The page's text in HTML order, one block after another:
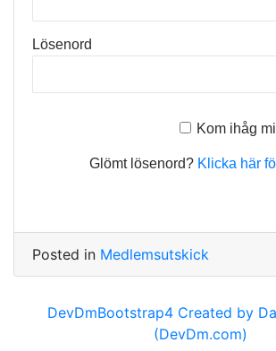
Lösenord
Kom ihåg
Glömt lösenord? Klicka här
Posted in Medlemsutskick
DevDmBootstrap4 Created by
(DevDm.com)